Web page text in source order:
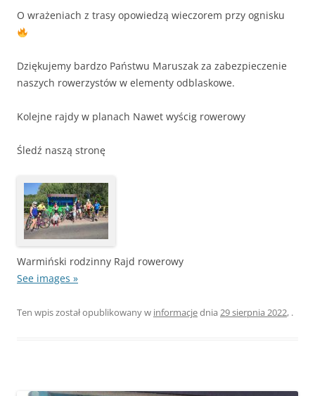
O wrażeniach z trasy opowiedzą wieczorem przy ognisku
Dziękujemy bardzo Państwu Maruszak za zabezpieczenie
naszych rowerzystów w elementy odblaskowe.
Kolejne rajdy w planach Nawet wyścig rowerowy
Śledź naszą stronę
Warmiński rodzinny Rajd rowerowy
See images »
Ten wpis został opublikowany w informacjednia 29 sierpnia 2022, .